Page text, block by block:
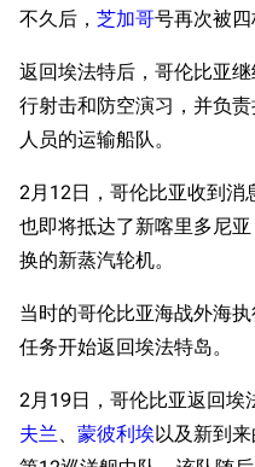
不久后， 芝加哥号再次被四
返回埃法特后，哥伦比亚
行射击和防空演习，并负
人员的运输船队。
2月12日，哥伦比亚收到消
也即将抵达了新喀里多尼
换的新蒸汽轮机。
当时的哥伦比亚海战外海
任务开始返回埃法特岛。
2月19日，哥伦比亚返回埃
夫兰、 蒙彼利埃以及新到来